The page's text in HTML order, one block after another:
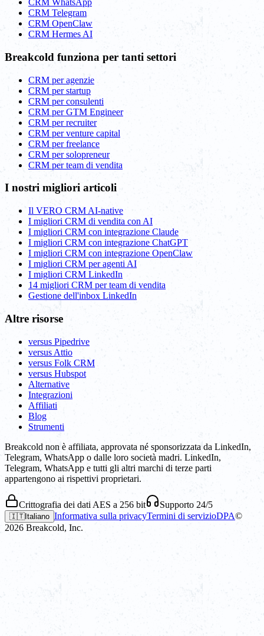
CRM WhatsApp
CRM Telegram
CRM OpenClaw
CRM Hermes AI
Breakcold funziona per tanti settori
CRM per agenzie
CRM per startup
CRM per consulenti
CRM per GTM Engineer
CRM per recruiter
CRM per venture capital
CRM per freelance
CRM per solopreneur
CRM per team di vendita
I nostri migliori articoli
Il VERO CRM AI-native
I migliori CRM di vendita con AI
I migliori CRM con integrazione Claude
I migliori CRM con integrazione ChatGPT
I migliori CRM con integrazione OpenClaw
I migliori CRM per agenti AI
I migliori CRM LinkedIn
14 migliori CRM per team di vendita
Gestione dell'inbox LinkedIn
Altre risorse
versus Pipedrive
versus Attio
versus Folk CRM
versus Hubspot
Alternative
Integrazioni
Affiliati
Blog
Strumenti
Breakcold non è affiliata, approvata né sponsorizzata da LinkedIn,
Telegram, WhatsApp o dalle loro società madri. LinkedIn,
Telegram, WhatsApp e tutti gli altri marchi di terze parti
appartengono ai rispettivi proprietari.
Crittografia dei dati AES a 256 bit Supporto 24/5
🇮🇹Italiano Informativa sulla privacyTermini di servizioDPA©
2026 Breakcold, Inc.